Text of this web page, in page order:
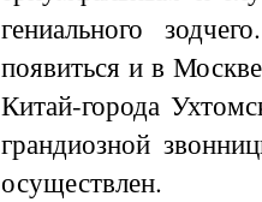
гениального
появиться и в
Китай-города
грандиозной
осуществлен.